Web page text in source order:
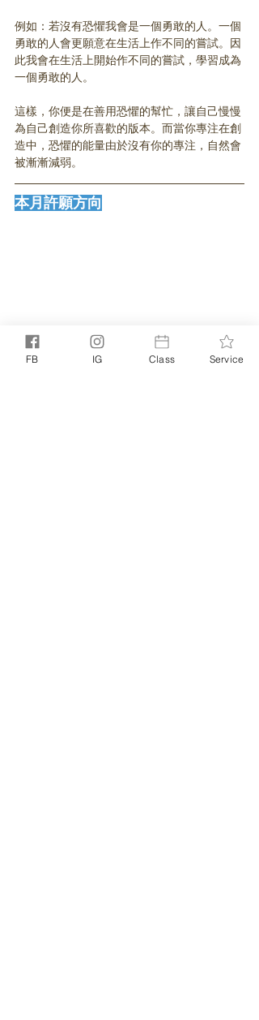
例如：若沒有恐懼我會是一個勇敢的人。一個
勇敢的人會更願意在生活上作不同的嘗試。因
此我會在生活上開始作不同的嘗試，學習成為
一個勇敢的人。
這樣，你便是在善用恐懼的幫忙，讓自己慢慢
為自己創造你所喜歡的版本。而當你專注在創
造中，恐懼的能量由於沒有你的專注，自然會
被漸漸減弱。
本月許願方向
FB IG Class Service